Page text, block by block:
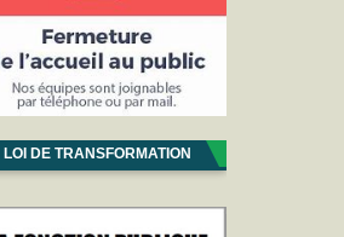
LOI DE TRANSFORMATION